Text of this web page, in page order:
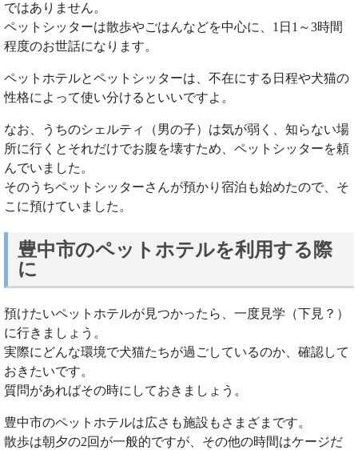
ではありません。
ペットシッターは散歩やごはんなどを中心に、1日1～3時間
程度のお世話になります。
ペットホテルとペットシッターは、不在にする日程や犬猫の
性格によって使い分けるといいですよ。
なお、うちのシェルティ（男の子）は気が弱く、知らない場
所に行くとそれだけでお腹を壊すため、ペットシッターを頼
んでいました。
そのうちペットシッターさんが預かり宿泊も始めたので、そ
こに預けていました。
豊中市のペットホテルを利用する際
に
預けたいペットホテルが見つかったら、一度見学（下見？）
に行きましょう。
実際にどんな環境で犬猫たちが過ごしているのか、確認して
おきたいです。
質問があればその時にしておきましょう。
豊中市のペットホテルは広さも施設もさまざまです。
散歩は朝夕の2回が一般的ですが、その他の時間はケージだ